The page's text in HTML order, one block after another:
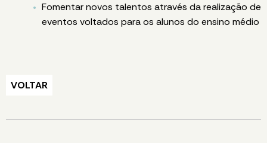
Fomentar novos talentos através da realização de
eventos voltados para os alunos do ensino médio
VOLTAR